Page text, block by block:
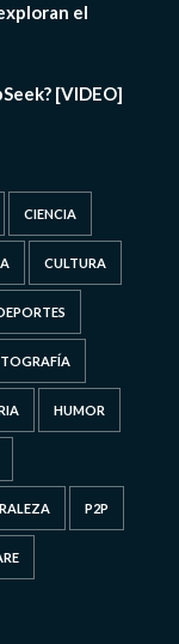
el
[VIDEO]
CIENCIA
CULTURA
HUMOR
P2P